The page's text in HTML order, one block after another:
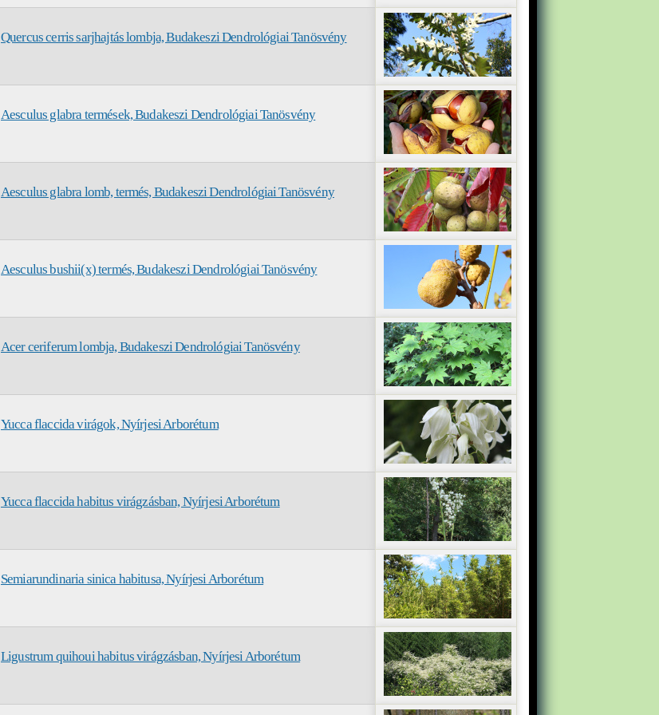
Quercus cerris sarjhajtás lombja, Budakeszi Dendrológiai Tanösvény
Aesculus glabra termések, Budakeszi Dendrológiai Tanösvény
Aesculus glabra lomb, termés, Budakeszi Dendrológiai Tanösvény
Aesculus bushii(x) termés, Budakeszi Dendrológiai Tanösvény
Acer ceriferum lombja, Budakeszi Dendrológiai Tanösvény
Yucca flaccida virágok, Nyírjesi Arborétum
Yucca flaccida habitus virágzásban, Nyírjesi Arborétum
Semiarundinaria sinica habitusa, Nyírjesi Arborétum
Ligustrum quihoui habitus virágzásban, Nyírjesi Arborétum